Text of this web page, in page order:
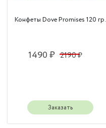
Конфеты Dove Promises 120 гр.
1490 ₽ 2190 ₽
Заказать